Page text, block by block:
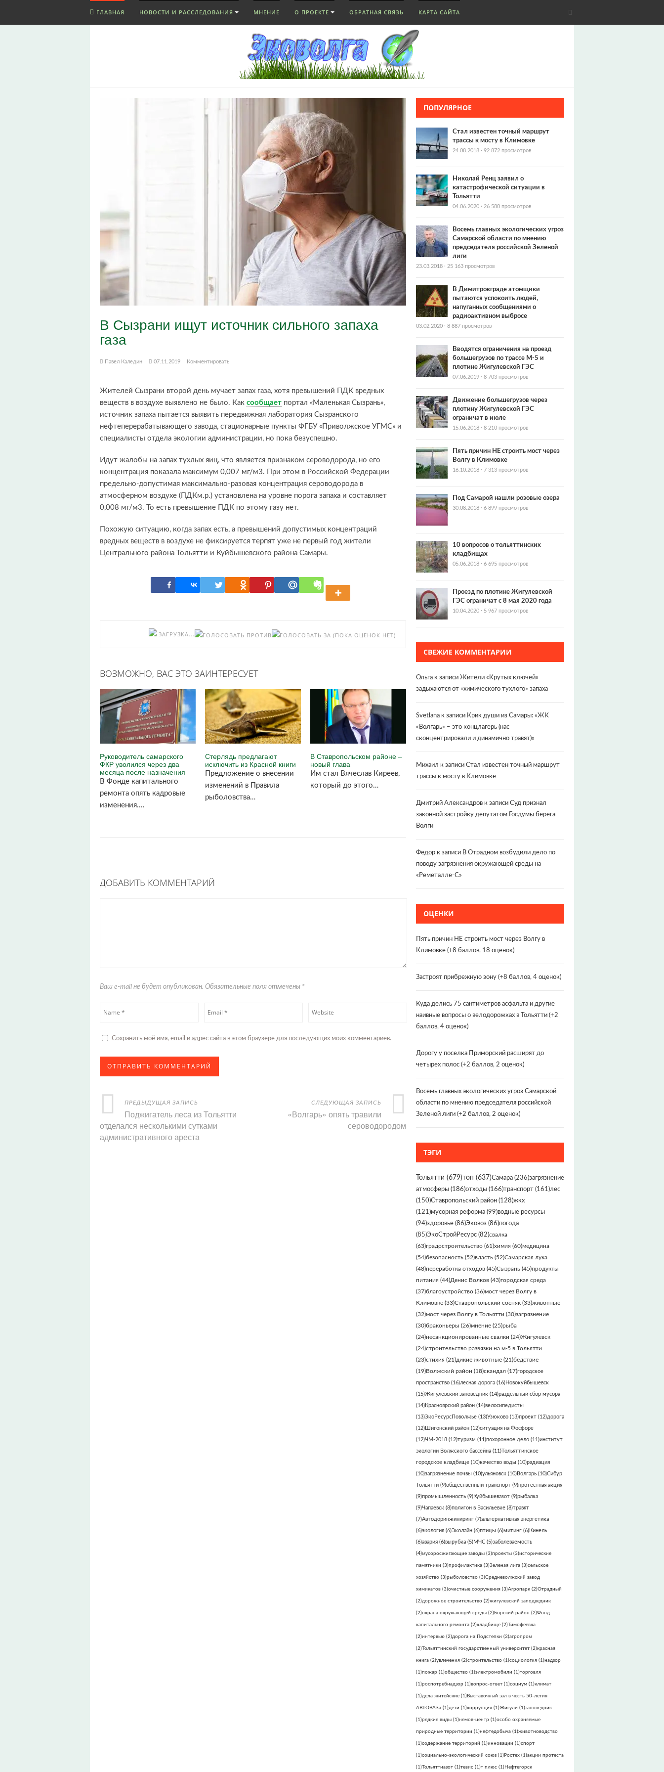
ГЛАВНАЯ НОВОСТИ И РАССЛЕДОВАНИЯ МНЕНИЕ О ПРОЕКТЕ ОБРАТНАЯ СВЯЗЬ КАРТА САЙТА
В Сызрани ищут источник сильного запаха
газа
Павел Каледин 07.11.2019 Комментировать
Жителей Сызрани второй день мучает запах газа, хотя превышений ПДК вредных
веществ в воздухе выявлено не было. Как сообщает портал «Маленькая Сызрань»,
источник запаха пытается выявить передвижная лаборатория Сызранского
нефтеперерабатывающего завода, стационарные пункты ФГБУ «Приволжское УГМС» и
специалисты отдела экологии администрации, но пока безуспешно.
Идут жалобы на запах тухлых яиц, что является признаком сероводорода, но его
концентрация показала максимум 0,007 мг/м3. При этом в Российской Федерации
предельно-допустимая максимально-разовая концентрация сероводорода в
атмосферном воздухе (ПДКм.р.) установлена на уровне порога запаха и составляет
0,008 мг/м3. То есть превышение ПДК по этому газу нет.
Похожую ситуацию, когда запах есть, а превышений допустимых концентраций
вредных веществ в воздухе не фиксируется терпят уже не первый год жители
Центрального района Тольятти и Куйбышевского района Самары.
(ПОКА ОЦЕНОК НЕТ)
ЗАГРУЗКА...
ВОЗМОЖНО, ВАС ЭТО ЗАИНТЕРЕСУЕТ
Руководитель самарского
ФКР уволился через два
месяца после назначения
В Фонде капитального
ремонта опять кадровые
изменения.…
Стерлядь предлагают
исключить из Красной книги
Предложение о внесении
изменений в Правила
рыболовства…
В Ставропольском районе –
новый глава
Им стал Вячеслав Киреев,
который до этого…
ДОБАВИТЬ КОММЕНТАРИЙ
Ваш e-mail не будет опубликован. Обязательные поля отмечены *
Сохранить моё имя, email и адрес сайта в этом браузере для последующих моих комментариев.
ПРЕДЫДУЩАЯ ЗАПИСЬ
Поджигатель леса из Тольятти
отделался несколькими сутками
административного ареста
СЛЕДУЮЩАЯ ЗАПИСЬ
«Волгарь» опять травили
сероводородом
ПОПУЛЯРНОЕ
Стал известен точный маршрут
трассы к мосту в Климовке
24.08.2018 · 92 872 просмотров
Николай Ренц заявил о
катастрофической ситуации в
Тольятти
04.06.2020 · 26 580 просмотров
Восемь главных экологических угроз
Самарской области по мнению
председателя российской Зеленой
лиги
23.03.2018 · 25 163 просмотров
В Димитровграде атомщики
пытаются успокоить людей,
напуганных сообщениями о
радиоактивном выбросе
03.02.2020 · 8 887 просмотров
Вводятся ограничения на проезд
большегрузов по трассе М-5 и
плотине Жигулевской ГЭС
07.06.2019 · 8 703 просмотров
Движение большегрузов через
плотину Жигулевской ГЭС
ограничат в июле
15.06.2018 · 8 210 просмотров
Пять причин НЕ строить мост через
Волгу в Климовке
16.10.2018 · 7 313 просмотров
Под Самарой нашли розовые озера
30.08.2018 · 6 899 просмотров
10 вопросов о тольяттинских
кладбищах
05.06.2018 · 6 695 просмотров
Проезд по плотине Жигулевской
ГЭС ограничат с 8 мая 2020 года
10.04.2020 · 5 967 просмотров
СВЕЖИЕ КОММЕНТАРИИ
Ольга к записи Жители «Крутых ключей»
задыхаются от «химического тухлого» запаха
Svetlana к записи Крик души из Самары: «ЖК
«Волгарь» – это концлагерь (нас
сконцентрировали и динамично травят)»
Михаил к записи Стал известен точный маршрут
трассы к мосту в Климовке
Дмитрий Александров к записи Суд признал
законной застройку депутатом Госдумы берега
Волги
Федор к записи В Отрадном возбудили дело по
поводу загрязнения окружающей среды на
«Реметалле-С»
ОЦЕНКИ
Пять причин НЕ строить мост через Волгу в
Климовке (+8 баллов, 18 оценок)
Застроят прибрежную зону (+8 баллов, 4 оценок)
Куда делись 75 сантиметров асфальта и другие
наивные вопросы о велодорожках в Тольятти (+2
баллов, 4 оценок)
Дорогу у поселка Приморский расширят до
четырех полос (+2 баллов, 2 оценок)
Восемь главных экологических угроз Самарской
области по мнению председателя российской
Зеленой лиги (+2 баллов, 2 оценок)
ТЭГИ
Тольятти (679)топ (637)Самара (236)загрязнение
атмосферы (186)отходы (166)транспорт (161)лес
(150)Ставропольский район (128)жкх
(121)мусорная реформа (99)водные ресурсы
(94)здоровье (86)Эковоз (86)погода
(85)ЭкоСтройРесурс (82)свалка
(63)градостроительство (61)химия (60)медицина
(54)безопасность (52)власть (52)Самарская лука
(48)переработка отходов (45)Сызрань (45)продукты
питания (44)Денис Волков (43)городская среда
(37)благоустройство (36)мост через Волгу в
Климовке (33)Ставропольский сосняк (33)животные
(32)мост через Волгу в Тольятти (30)загрязнение
(30)браконьеры (26)мнение (25)рыба
(24)несанкционированные свалки (24)Жигулевск
(24)строительство развязки на м-5 в Тольятти
(23)стихия (21)дикие животные (21)бедствие
(19)Волжский район (18)скандал (17)городское
пространство (16)лесная дорога (16)Новокуйбышевск
(15)Жигулевский заповедник (14)раздельный сбор мусора
(14)Красноярский район (14)велосипедисты
(13)ЭкоРесурсПоволжье (13)Узюково (13)проект (12)дорога
(12) Шигонский район (12)ситуация на Фосфоре
(12)ЧМ-2018 (12)туризм (11)похоронное дело (11)институт
экологии Волжского бассейна (11)Тольяттинское
городское кладбище (10)качество воды (10)радиация
(10)загрязнение почвы (10)ульяновск (10)Волгарь (10)Сибур
Тольятти (9)общественный транспорт (9)протестная акция
(9)промышленность (9)Куйбышевазот (9)рыбалка
(9)Чапаевск (8)полигон в Васильевке (8)травят
(7)Автодоринжиниринг (7)альтернативная энергетика
(6)экология (6)Эколайн (6)птицы (6)митинг (6)Кинель
(6)авария (6)вырубка (5)МЧС (5)заболеваемость
(4)мусоросжигающие заводы (3)проекты (3)исторические
памятники (3)профилактика (3)Зеленая лига (3)сельское
хозяйство (3)рыболовство (3)Средневолжский завод
химикатов (3)очистные сооружения (3)Агропарк (2)Отрадный
(2)дорожное строительство (2)жигулевский заподведник
(2)охрана окружающей среды (2) Борский район (2)Фонд
капитального ремонта (2)кладбище (2)Тимофеевка
(2)интервью (2)дорога на Подстепки (2)агропром
(2)Тольяттинский государственный университет (2)красная
книга (2)увлечения (2)строительство (1)социология (1)надзор
(1)пожар (1)общество (1)электромобили (1)торговля
(1)роспотребнадзор (1)вопрос-ответ (1)социум (1)климат
(1)дела житейские (1) Выставочный зал в честь 50-летия
АВТОВАЗа (1)дети (1)коррупция (1)Жигули (1)заповедник
(1)редкие виды (1)немов-центр (1)особо охраняемые
природные территории (1)нефтедобыча (1)животноводство
(1)содержание территорий (1)инновации (1)спорт
(1)социально-экологический союз (1) Ростех (1)акции протеста
(1)Тольяттиазот (1)тевис (1)т плюс (1) Нефтегорск